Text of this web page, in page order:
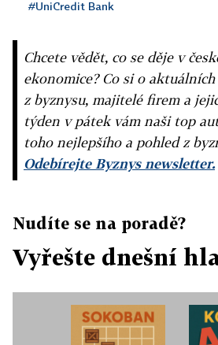
#UniCredit Bank
Chcete vědět, co se děje v
ekonomice? Co si o
z byznysu, majitelé firem a
týden v pátek vám naši top
toho nejlepšího a pohled z
Odebírejte Byznys newsletter.
Nudíte se na poradě?
Vyřešte dnešní